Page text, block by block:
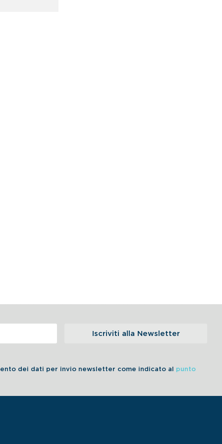
dei dati per invio newsletter come indicato al punto
Iscriviti alla Newsletter